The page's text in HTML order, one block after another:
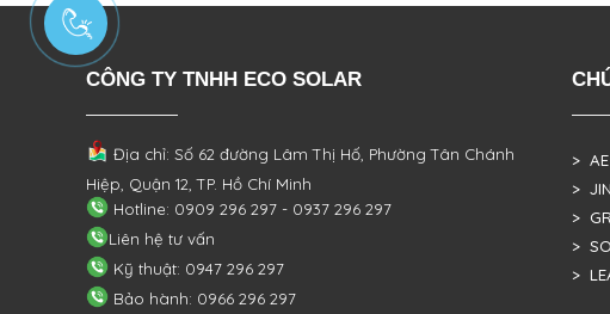
CÔNG TY TNHH ECO SOLAR
Địa chỉ: Số 62 đường Lâm Thị Hố, PhườngTân Chánh
Hiệp, Quận 12, TP. Hồ Chí Minh
Hotline: 0909 296 297 - 0937 296 297
Liên hệ tư vấn
Kỹ thuật: 0947 296 297
Bảo hành: 0966 296 297
>
>
>
>
>